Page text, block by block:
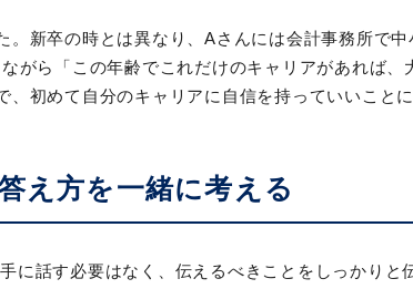
新卒の時とは異なり、Aさんには会計事務所で
がら「この年齢でこれだけのキャリアがあれば
初めて自分のキャリアに自信を持っていいこと
え方を一緒に考える
に話す必要はなく、伝えるべきことをしっかりと